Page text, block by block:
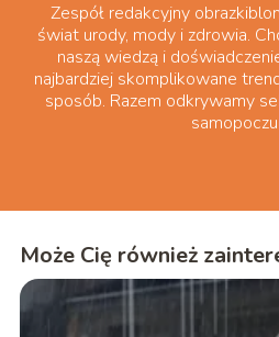
Zespół redakcyjny
świat urody, mody i zdrowia.
naszą wiedzą i
najbardziej skomplikowane
sposób. Razem odkrywamy
Może Cię również